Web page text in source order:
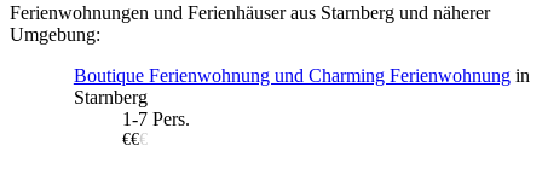
Ferienwohnungen und Ferienhäuser aus Starnberg und näherer
Umgebung:
Boutique Ferienwohnung und Charming Ferienwohnungin
Starnberg
1-7 Pers.
€€€